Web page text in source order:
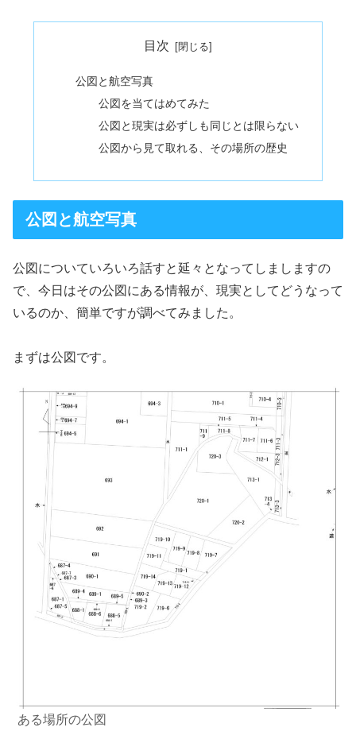
目次
公図と航空写真
公図を当てはめてみた
公図と現実は必ずしも同じとは限らない
公図から見て取れる、その場所の歴史
公図と航空写真
公図についていろいろ話すと延々となってしましますの
で、今日はその公図にある情報が、現実としてどうなって
いるのか、簡単ですが調べてみました。
まずは公図です。
ある場所の公図